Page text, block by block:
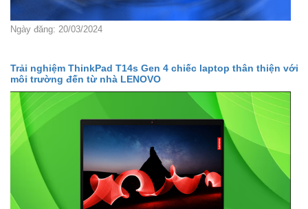
Ngày đăng: 20/03/2024
Trải nghiệm ThinkPad T14s Gen 4 chiếc laptop thân thiện với
môi trường đến từ nhà LENOVO